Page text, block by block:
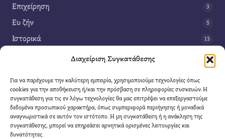
Διαχείριση Συγκατάθεσης
Για να παρέχουμε την καλύτερη εμπειρία, χρησιμοποιούμε τεχνολογίες όπως
cookies για την αποθήκευση ή/και την πρόσβαση σε πληροφορίες συσκευών. Η
συγκατάθεση για τις εν λόγω τεχνολογίες θα μας επιτρέψει να επεξεργαστούμε
δεδομένα προσωπικού χαρακτήρα, όπως συμπεριφορά περιήγησης ή μοναδικά
αναγνωριστικά σε αυτόν τον ιστότοπο. Η μη συγκατάθεση ή η ανάκληση της
συγκατάθεσης, μπορεί να επηρεάσει αρνητικά ορισμένες λειτουργίες και
δυνατότητες.
Επιχείρηση 3
Ευ ζήν 5
Ιστορικά 13
42
Τέχνη 3
Τεχνολογία
Υγεία
Φαντασία